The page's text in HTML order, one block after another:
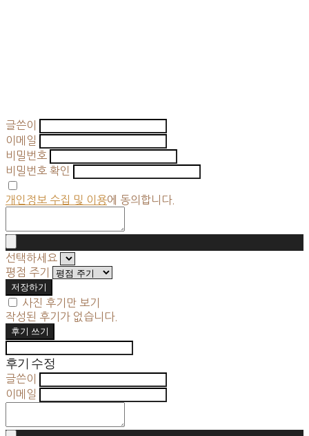
글쓴이
이메일
비밀번호
비밀번호 확인
개인정보 수집 및 이용에 동의합니다.
선택하세요
평점 주기
저장하기
사진 후기만 보기
작성된 후기가 없습니다.
후기 쓰기
후기 수정
글쓴이
이메일